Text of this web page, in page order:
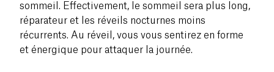
sommeil. Effectivement, le sommeil sera plus long,
réparateur et les réveils nocturnes moins
récurrents. Au réveil, vous vous sentirez en forme
et énergique pour attaquer la journée.